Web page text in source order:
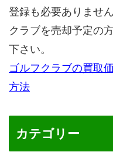
登録も必要ありませ
クラブを売却予定の
下さい。
ゴルフクラブの買取
方法
カテゴリー